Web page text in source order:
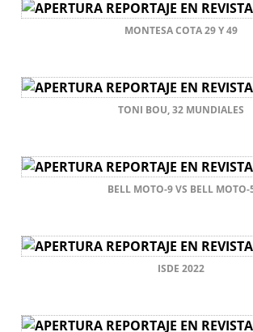
MONTESA COTA 29 Y 49
TONI BOU, 32 MUNDIALES
BELL MOTO-9 VS BELL MOTO-
ISDE 2022